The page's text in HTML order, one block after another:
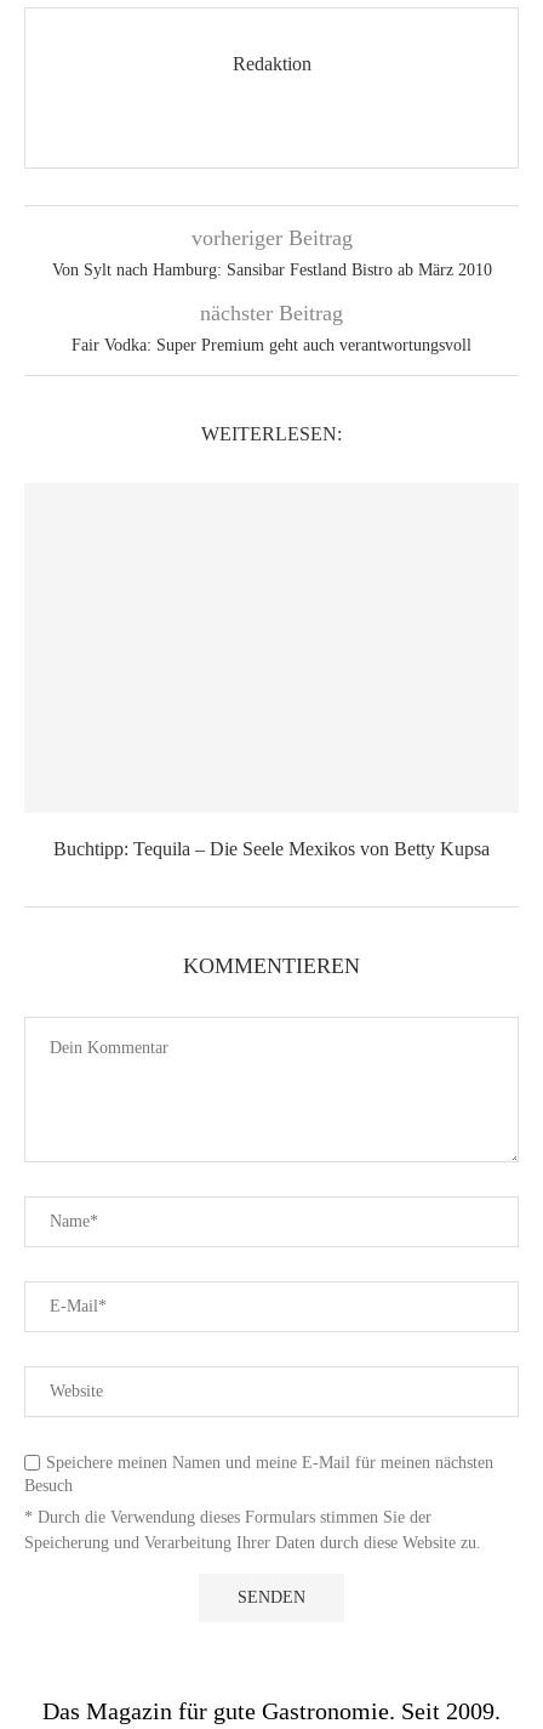
Redaktion
vorheriger Beitrag
Von Sylt nach Hamburg: Sansibar Festland Bistro ab März 2010
nächster Beitrag
Fair Vodka: Super Premium geht auch verantwortungsvoll
WEITERLESEN:
Buchtipp: Tequila – Die Seele Mexikos von Betty Kupsa
KOMMENTIEREN
Speichere meinen Namen und meine E-Mail für meinen nächsten
Besuch
* Durch die Verwendung dieses Formulars stimmen Sie der
Speicherung und Verarbeitung Ihrer Daten durch diese Website zu.
Das Magazin für gute Gastronomie. Seit 2009.